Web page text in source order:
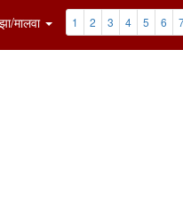
मालवा 1 2 3 4 5 6